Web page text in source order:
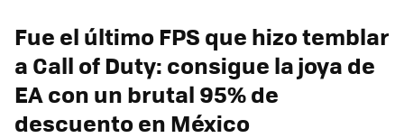
Fue el último FPS que hizo temblar
a Call of Duty: consigue la joya de
EA con un brutal 95% de
descuento en México